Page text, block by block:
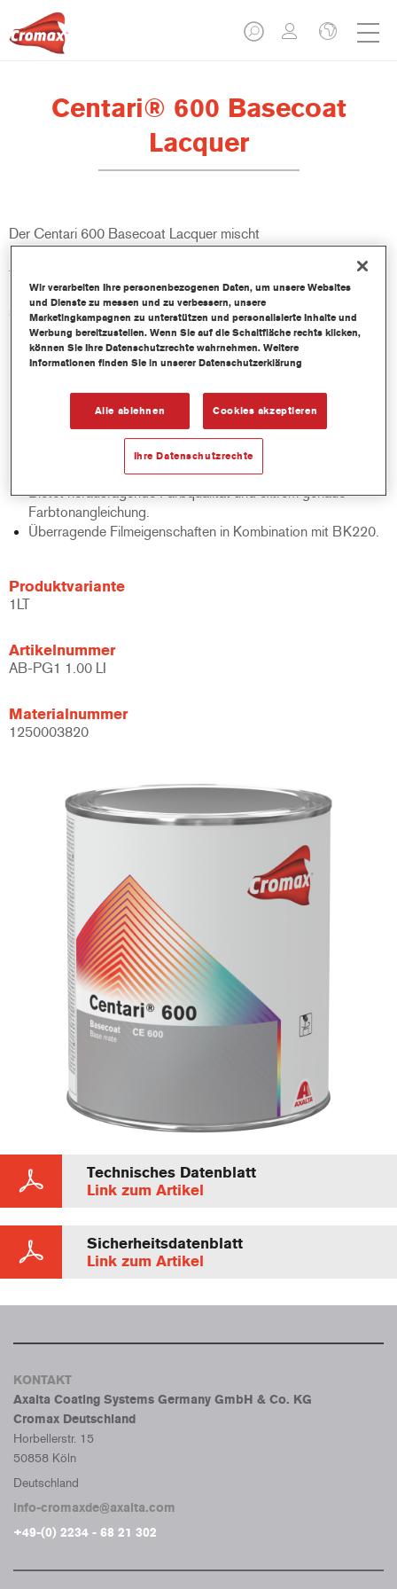
Centari® 600 Basecoat
Lacquer
Der Centari 600 Basecoat Lacquer mischt
führt zu einem Basislack, der für Märkte ohne VOC-
Bestimmungen geeignet ist. Er eignet sich für Kleinschaden-,
sowie Teil- und Ganzreparaturen.
Produktmerkmale
Bietet gute Abdeckung bei geringer Schichtstärke (10-20 µ).
Für mehrfarbige Streifen- und Designarbeiten geeignet.
Verfügt über schnelle Lufttrocknungsoption.
Bietet außergewöhnliche Aluminiumpartikelkontrolle in
Metallic-Anwendungen.
Bietet herausragende Farbqualität und extrem genaue
Farbtonangleichung.
Überragende Filmeigenschaften in Kombination mit BK220.
Produktvariante
1LT
Artikelnummer
AB-PG1 1.00 LI
Materialnummer
1250003820
Technisches Datenblatt
Link zum Artikel
Sicherheitsdatenblatt
Link zum Artikel
KONTAKT
Axalta Coating Systems Germany GmbH & Co. KG
Cromax Deutschland
Horbellerstr. 15
50858 Köln
Deutschland
info-cromaxde@axalta.com
+49-(0) 2234 - 68 21 302
Wir verarbeiten Ihre personenbezogenen Daten, um unsere Websites
und Dienste zu messen und zu verbessern, unsere
Marketingkampagnen zu unterstützen und personalisierte Inhalte und
Werbung bereitzustellen. Wenn Sie auf die Schaltfläche rechts klicken,
können Sie Ihre Datenschutzrechte wahrnehmen. Weitere
Informationen finden Sie in unserer Datenschutzerklärung
Alle ablehnen Cookies akzeptieren
Ihre Datenschutzrechte